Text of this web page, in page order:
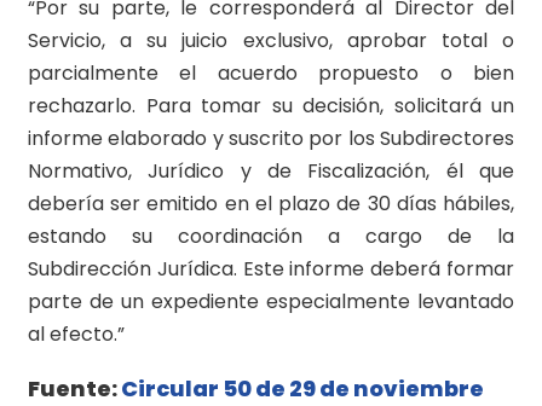
“Por su parte, le corresponderá al Director del
Servicio, a su juicio exclusivo, aprobar total o
parcialmente el acuerdo propuesto o bien
rechazarlo. Para tomar su decisión, solicitará un
informe elaborado y suscrito por los Subdirectores
Normativo, Jurídico y de Fiscalización, él que
debería ser emitido en el plazo de 30 días hábiles,
estando su coordinación a cargo de la
Subdirección Jurídica. Este informe deberá formar
parte de un expediente especialmente levantado
al efecto.”
Fuente:Circular 50 de 29 de noviembre